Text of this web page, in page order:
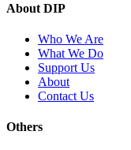
About DIP
Who We Are
What We Do
Support Us
About
Contact Us
Others